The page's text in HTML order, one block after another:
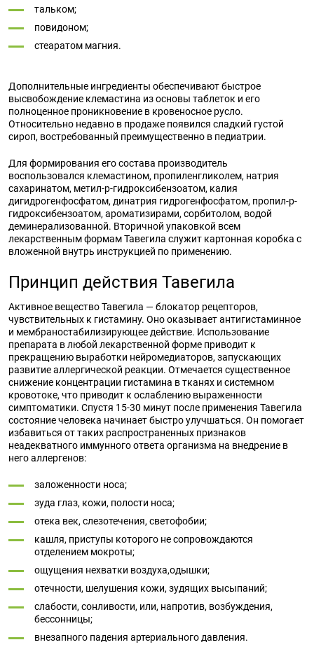
тальком;
повидоном;
стеаратом магния.
Дополнительные ингредиенты обеспечивают быстрое
высвобождение клемастина из основы таблеток и его
полноценное проникновение в кровеносное русло.
Относительно недавно в продаже появился сладкий густой
сироп, востребованный преимущественно в педиатрии.
Для формирования его состава производитель
воспользовался клемастином, пропиленгликолем, натрия
сахаринатом, метил-р-гидроксибензоатом, калия
дигидрогенфосфатом, динатрия гидрогенфосфатом, пропил-р-
гидроксибензоатом, ароматизирами, сорбитолом, водой
деминерализованной. Вторичной упаковкой всем
лекарственным формам Тавегила служит картонная коробка с
вложенной внутрь инструкцией по применению.
Принцип действия Тавегила
Активное вещество Тавегила — блокатор рецепторов,
чувствительных к гистамину. Оно оказывает антигистаминное
и мембраностабилизирующее действие. Использование
препарата в любой лекарственной форме приводит к
прекращению выработки нейромедиаторов, запускающих
развитие аллергической реакции. Отмечается существенное
снижение концентрации гистамина в тканях и системном
кровотоке, что приводит к ослаблению выраженности
симптоматики. Спустя 15-30 минут после применения Тавегила
состояние человека начинает быстро улучшаться. Он помогает
избавиться от таких распространенных признаков
неадекватного иммунного ответа организма на внедрение в
него аллергенов:
заложенности носа;
зуда глаз, кожи, полости носа;
отека век, слезотечения, светофобии;
кашля, приступы которого не сопровождаются
отделением мокроты;
ощущения нехватки воздуха,одышки;
отечности, шелушения кожи, зудящих высыпаний;
слабости, сонливости, или, напротив, возбуждения,
бессонницы;
внезапного падения артериального давления.